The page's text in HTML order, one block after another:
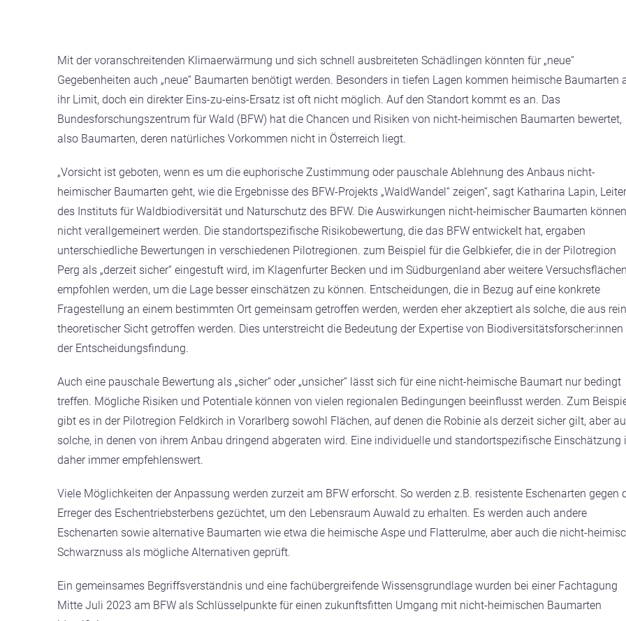
Mit der voranschreitenden Klimaerwärmung und sich schnell ausbreiteten Schädlingen könnten für „neue“
Gegebenheiten auch „neue“ Baumarten benötigt werden. Besonders in tiefen Lagen kommen heimische Baumarten
ihr Limit, doch ein direkter Eins-zu-eins-Ersatz ist oft nicht möglich. Auf den Standort kommt es an. Das
Bundesforschungszentrum für Wald (BFW) hat die Chancen und Risiken von nicht-heimischen Baumarten bewertet,
also Baumarten, deren natürliches Vorkommen nicht in Österreich liegt.
„Vorsicht ist geboten, wenn es um die euphorische Zustimmung oder pauschale Ablehnung des Anbaus nicht-
heimischer Baumarten geht, wie die Ergebnisse des BFW-Projekts „WaldWandel“ zeigen“, sagt Katharina Lapin,
des Instituts für Waldbiodiversität und Naturschutz des BFW. Die Auswirkungen nicht-heimischer Baumarten können
nicht verallgemeinert werden. Die standortspezifische Risikobewertung, die das BFW entwickelt hat, ergaben
unterschiedliche Bewertungen in verschiedenen Pilotregionen. zum Beispiel für die Gelbkiefer, die in der Pilotregion
Perg als „derzeit sicher“ eingestuft wird, im Klagenfurter Becken und im Südburgenland aber weitere Versuchsflächen
empfohlen werden, um die Lage besser einschätzen zu können. Entscheidungen, die in Bezug auf eine konkrete
Fragestellung an einem bestimmten Ort gemeinsam getroffen werden, werden eher akzeptiert als solche, die aus rein
theoretischer Sicht getroffen werden. Dies unterstreicht die Bedeutung der Expertise von Biodiversitätsforscher:innen
der Entscheidungsfindung.
Auch eine pauschale Bewertung als „sicher“ oder „unsicher“ lässt sich für eine nicht-heimische Baumart nur bedingt
treffen. Mögliche Risiken und Potentiale können von vielen regionalen Bedingungen beeinflusst werden. Zum
gibt es in der Pilotregion Feldkirch in Vorarlberg sowohl Flächen, auf denen die Robinie als derzeit sicher gilt, aber
solche, in denen von ihrem Anbau dringend abgeraten wird. Eine individuelle und standortspezifische Einschätzung
daher immer empfehlenswert.
Viele Möglichkeiten der Anpassung werden zurzeit am BFW erforscht. So werden z.B. resistente Eschenarten gegen
Erreger des Eschentriebsterbens gezüchtet, um den Lebensraum Auwald zu erhalten. Es werden auch andere
Eschenarten sowie alternative Baumarten wie etwa die heimische Aspe und Flatterulme, aber auch die nicht-
Schwarznuss als mögliche Alternativen geprüft.
Ein gemeinsames Begriffsverständnis und eine fachübergreifende Wissensgrundlage wurden bei einer Fachtagung
Mitte Juli 2023 am BFW als Schlüsselpunkte für einen zukunftsfitten Umgang mit nicht-heimischen Baumarten